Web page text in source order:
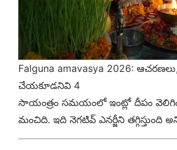
Falguna amavasya 2026:
చేయకూడనివి 4
సాయంత్రం సమయంలో ఇంట్లో దీపం
మంచిది. ఇది నెగటివ్ ఎనర్జీని తగ్గిస్తుంది